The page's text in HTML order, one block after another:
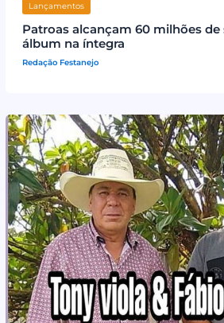
Lançamentos
Patroas alcançam 60 milhões
álbum na íntegra
Redação Festanejo